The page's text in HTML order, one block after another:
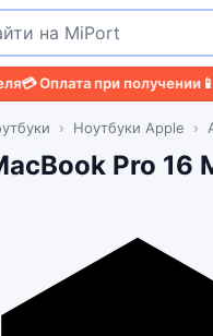
при получении📱
Ноутбуки Apple
Pro 16